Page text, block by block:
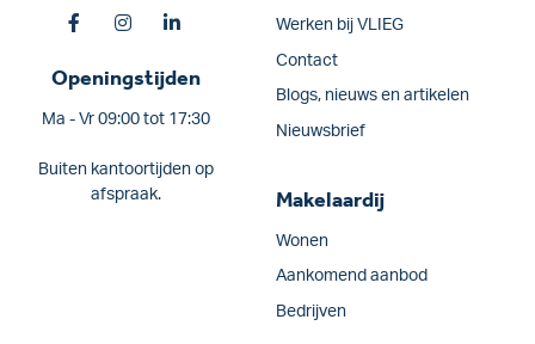
Openingstijden
Ma - Vr 09:00 tot 17:30
Buiten kantoortijden op
afspraak.
Werken bij VLIEG
Contact
Blogs, nieuws en artikelen
Nieuwsbrief
Makelaardij
Wonen
Aankomend aanbod
Bedrijven